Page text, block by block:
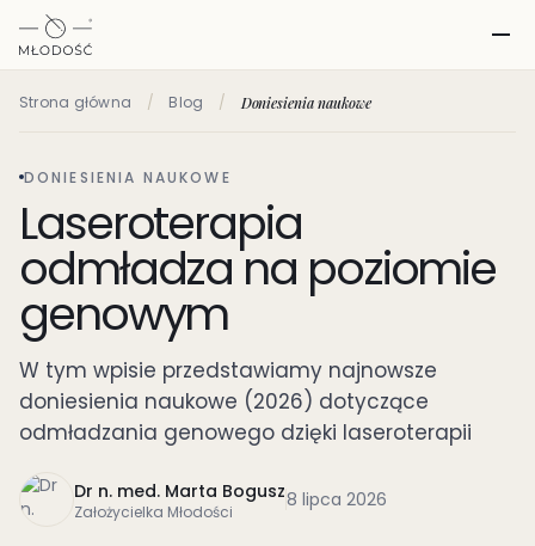
Strona główna / Blog / Doniesienia naukowe
DONIESIENIA NAUKOWE
Laseroterapia
odmładza na poziomie
genowym
W tym wpisie przedstawiamy najnowsze
doniesienia naukowe (2026) dotyczące
odmładzania genowego dzięki laseroterapii
Dr n. med. Marta Bogusz
Założycielka Młodości 8 lipca 2026